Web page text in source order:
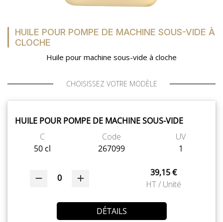
HUILE POUR POMPE DE MACHINE SOUS-VIDE À
CLOCHE
Huile pour machine sous-vide à cloche
CHOISISSEZ VOTRE MODÈLE
HUILE POUR POMPE DE MACHINE SOUS-VIDE
C
50 cl
Code
267099
UV
1
0
39,15 €
HT / Unité
DÉTAILS